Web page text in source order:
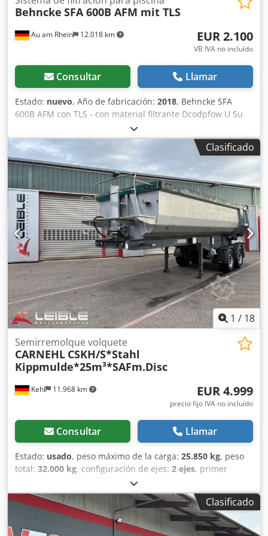
Au am Rhein 12.018 km
Behncke SFA 600B AFM mit TLS
EUR 2.100
VB IVA no incluído
Consultar Llamar
Estado: nuevo, Año de fabricación: 2018, Behncke SFA
600B AFM con TLS - con material filtrante Dcodpfow U Su
Ijx Adtsk - ligeras marcas de almacenamiento - envío
posible con coste adicional
Clasificado
1 / 18
Kehl 11.968 km
Semirremolque volquete
CARNEHL CSKH/S*Stahl
Kippmulde*25m³*SAFm.Disc
EUR 4.999
precio fijo IVA no incluído
Consultar Llamar
Estado: usado, peso máximo de la carga: 25.850 kg, peso
total: 32.000 kg, configuración de ejes: 2 ejes, primer
, longitud del espacio de carga:
mm, anchura del espacio de carga:2.350 mm, altura del
espacio de carga: 1.500 mm, volumen del espacio de
25 m³, ancho total:2.550 mm , altura total:3.100
mm, Año de fabricación:2001, Equipamiento:ABS, 2 ejes
Clasificado